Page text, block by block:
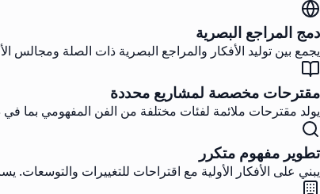
دمج المراجع البصرية
يجمع بين توليد الأفكار والمراجع البصرية ذات الصلة
مقترحات مخصصة لمشاريع محددة
يولد مقترحات ملائمة لفئات مختلفة من الفن المفهومي بما
تطوير مفهوم متكرر
يبني على الأفكار الأولية مع اقتراحات للتغييرات